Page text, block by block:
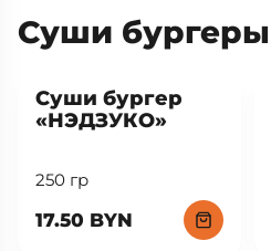
Суши бургеры
Суши бургер
«НЭДЗУКО»
250 гр
17.50 BYN